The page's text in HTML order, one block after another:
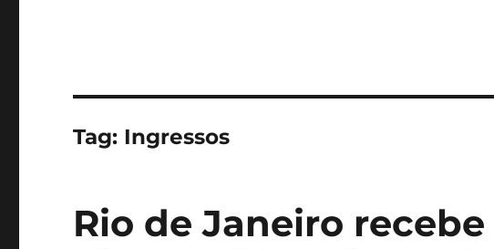
Tag: Ingressos
Rio de Janeiro